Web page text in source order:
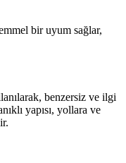
bir uyum sağlar,
benzersiz ve ilgi
yapısı, yollara ve